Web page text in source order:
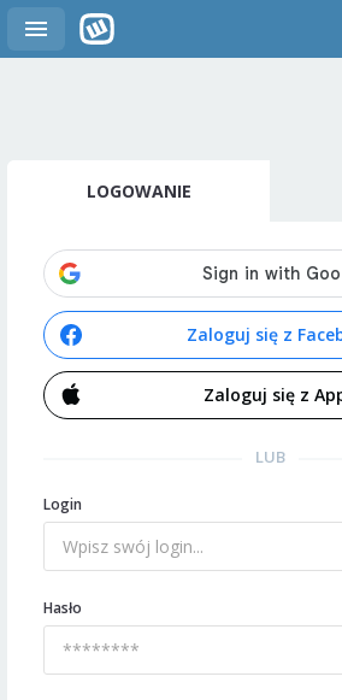
LOGOWANIE
Zaloguj się z
Zaloguj się z
LUB
Login
Hasło